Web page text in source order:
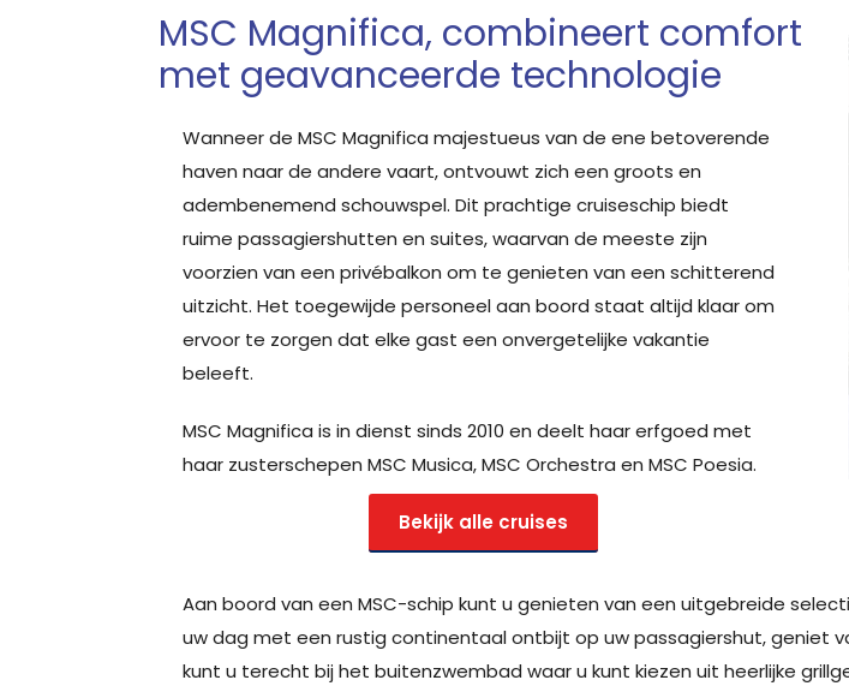
MSC Magnifica, combineert comfort
met geavanceerde technologie
Wanneer de MSC Magnifica majestueus van de ene betoverende
haven naar de andere vaart, ontvouwt zich een groots en
adembenemend schouwspel. Dit prachtige cruiseschip biedt
ruime passagiershutten en suites, waarvan de meeste zijn
voorzien van een privébalkon om te genieten van een schitterend
uitzicht. Het toegewijde personeel aan boord staat altijd klaar om
ervoor te zorgen dat elke gast een onvergetelijke vakantie
beleeft.
MSC Magnifica is in dienst sinds 2010 en deelt haar erfgoed met
haar zusterschepen MSC Musica, MSC Orchestra en MSC Poesia.
Bekijk alle cruises
Aan boord van een MSC-schip kunt u genieten van een uitgebreide
uw dag met een rustig continentaal ontbijt op uw passagiershut, geniet
kunt u terecht bij het buitenzwembad waar u kunt kiezen uit heerlijke